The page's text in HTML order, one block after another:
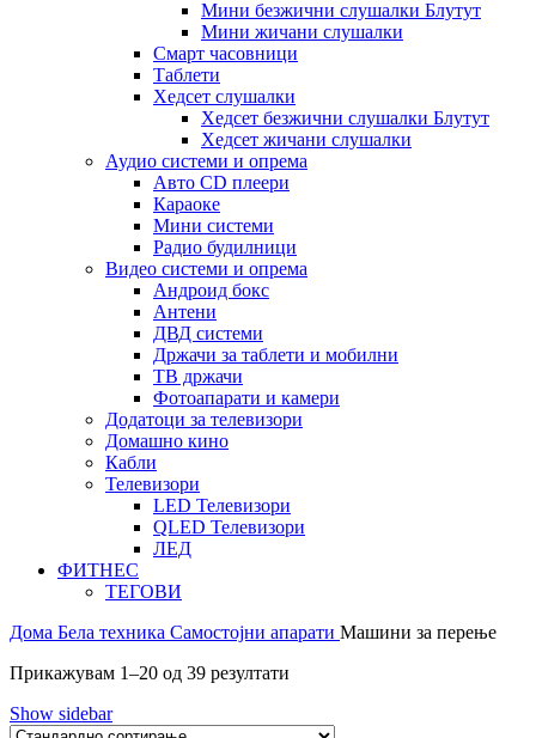
Мини безжични слушалки Блутут
Мини жичани слушалки
Смарт часовници
Таблети
Хедсет слушалки
Хедсет безжични слушалки Блутут
Хедсет жичани слушалки
Аудио системи и опрема
Авто CD плеери
Караоке
Мини системи
Радио будилници
Видео системи и опрема
Андроид бокс
Антени
ДВД системи
Држачи за таблети и мобилни
ТВ држачи
Фотоапарати и камери
Додатоци за телевизори
Домашно кино
Кабли
Телевизори
LED Телевизори
QLED Телевизори
ЛЕД
ФИТНЕС
ТЕГОВИ
Дома Бела техника Самостојни апарати Машини за перење
Прикажувам 1–20 од 39 резултати
Show sidebar